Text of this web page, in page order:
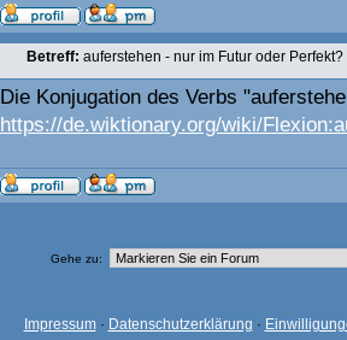
Betreff: auferstehen - nur im Futur oder Perfekt?
Die Konjugation des Verbs
https://de.wiktionary.org/wiki/
Gehe zu:
Impressum· Datenschutzerklärung ·